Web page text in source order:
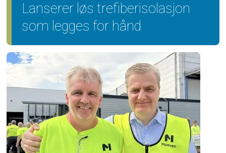
Lanserer løs trefiber­isolasjon
som legges for hånd